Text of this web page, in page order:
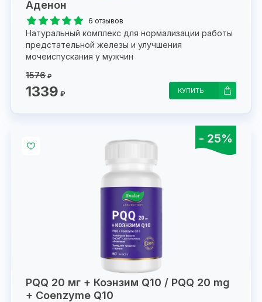
Аденон
6 отзывов
Натуральный комплекс для нормализации работы
предстательной железы и улучшения
мочеиспускания у мужчин
1576 ₽
1339 ₽ КУПИТЬ
- 25%
PQQ 20 мг + Коэнзим Q10 / PQQ 20 mg
+ Coenzyme Q10